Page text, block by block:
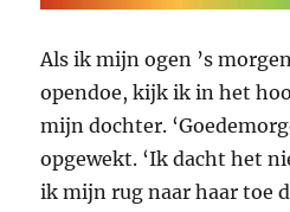
Als ik mijn ogen ’s
opendoe, kijk ik in het
mijn dochter.
opgewekt. ‘Ik dacht het
ik mijn rug naar haar toe